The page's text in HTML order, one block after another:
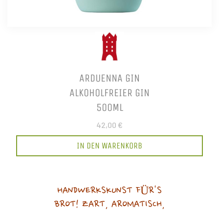
ARDUENNA GIN
ALKOHOLFREIER GIN
500ML
42,00 €
IN DEN WARENKORB
HANDWERKSKUNST FÜR'S
BROT! ZART, AROMATISCH,